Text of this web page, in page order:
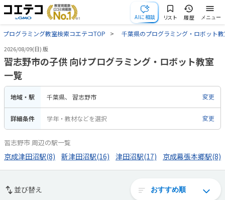
AIに相談 リスト 履歴 メニュー
プログラミング教室検索コエテコTOP 千葉県のプログラミング・ロボット
2026/08/09(日) 版
習志野市の子供 向けプログラミング・ロボット教室
一覧
地域・駅 千葉県 習志野市 変更
詳細条件 学年・教材などを選択 変更
習志野市 周辺の駅一覧
京成津田沼駅(8) 新津田沼駅(16) 津田沼駅(17) 京成幕張本郷駅(8)
並び替え